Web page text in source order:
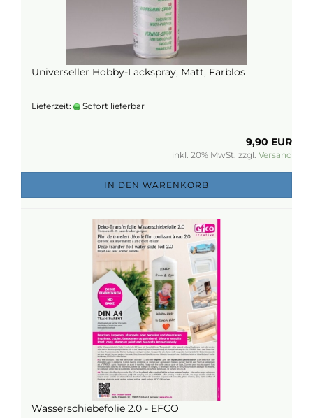
Universeller Hobby-Lackspray, Matt, Farblos
Lieferzeit: Sofort lieferbar
9,90 EUR
inkl. 20% MwSt. zzgl. Versand
IN DEN WARENKORB
Wasserschiebefolie 2.0 - EFCO